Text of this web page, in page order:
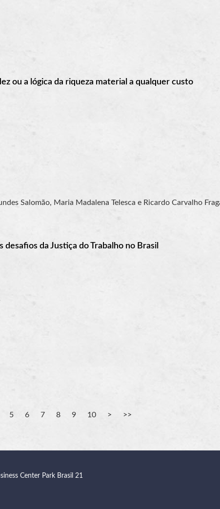
ou a lógica da riqueza material a qualquer custo
Salomão, Maria Madalena Telesca e Ricardo Carvalho
da Justiça do Trabalho no Brasil
5 6 7 8 9 10
Center Park Brasil 21